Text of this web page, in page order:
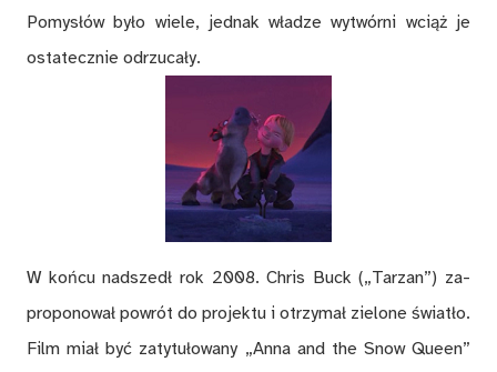
Po­my­słów by­ło wie­le, jed­nak wła­dze wy­twór­ni wciąż je
osta­tecz­nie od­rzu­ca­ły.
W koń­cu nad­szedł rok 2008. Chris Buck („Ta­rza­n”) za­
pro­po­no­wał po­wrót do pro­jek­tu i otrzy­mał zie­lo­ne świa­tło.
Film miał być za­ty­tu­ło­wa­ny „An­na and the Snow Qu­een”